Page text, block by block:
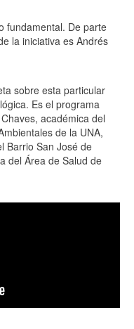
fundamental. De parte
la iniciativa es Andrés
sobre esta particular
Es el programa
académica del
de la UNA,
Barrio San José de
del Área de Salud de